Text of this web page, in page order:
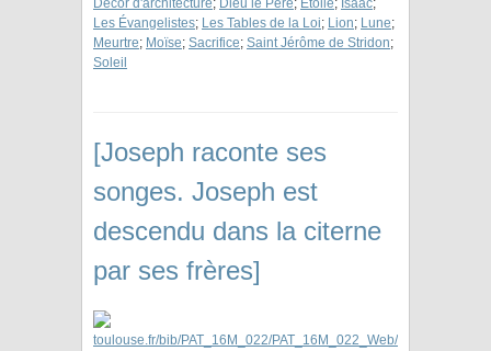
Décor d'architecture; Dieu le Père; Étoile; Isaac;
Les Évangelistes; Les Tables de la Loi; Lion; Lune;
Meurtre; Moïse; Sacrifice; Saint Jérôme de Stridon;
Soleil
[Joseph raconte ses
songes. Joseph est
descendu dans la citerne
par ses frères]